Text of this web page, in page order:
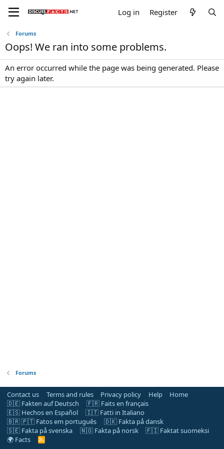
Log in Register
Forums
Oops! We ran into some problems.
An error occurred while the page was being generated. Please
try again later.
Forums
Contact us Terms and rules Privacy policy Help
Home
🇩🇪 Fakten auf Deutsch
🇫🇷 Faits en français
🇪🇸 Hechos en Español
🇮🇹 Fatti in Italiano
🇧🇷 🇵🇹 Fatos em português
🇩🇰 Fakta på dansk
🇸🇪 Fakta på svenska
🇳🇴 Fakta på norsk
🇫🇮 Faktat suomeksi
🌍 Facts
R